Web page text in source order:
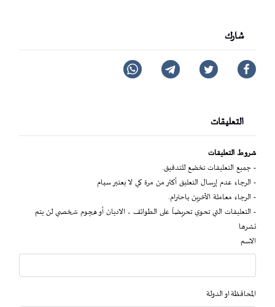
شارك
التعليقات
شروط التعليقات
- جميع التعليقات تخضع للتدقيق.
- الرجاء عدم إرسال التعليق أكثر من مرة كي لا يعتبر سبام
- الرجاء معاملة الآخرين باحترام.
- التعليقات التي تحوي تحريضاً على الطوائف ، الاديان أو هجوم شخصي لن يتم
نشرها
الاسم
المحافظة او الدولة